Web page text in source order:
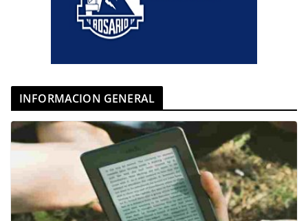
INFORMACION GENERAL